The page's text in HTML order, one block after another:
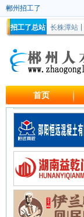
郴州招工了
招工了总站 长株潭站
首页